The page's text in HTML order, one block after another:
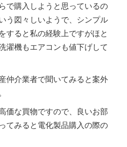
で購入しようと思っているの
う図々しいようで、シンプル
すると私の経験上ですがほと
濯機もエアコンも値下げして
仲介業者で聞いてみると案外
価な買物ですので、良いお部
てみると電化製品購入の際の